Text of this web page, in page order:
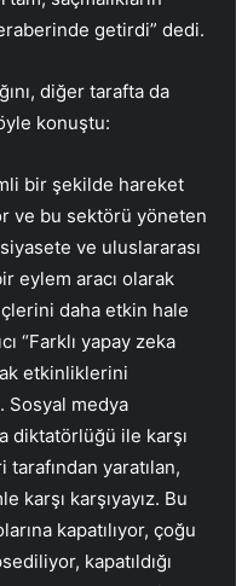
getirdi” dedi.
diğer tarafta da
konuştu:
bir şekilde hareket
ve bu sektörü yöneten
ve uluslararası
eylem aracı olarak
daha etkin hale
“Farklı yapay zeka
etkinliklerini
Sosyal medya
diktatörlüğü ile karşı
tarafından yaratılan,
karşı karşıyayız. Bu
kapatılıyor, çoğu
kapatıldığı